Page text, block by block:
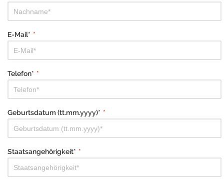
E-Mail* *
Telefon* *
Geburtsdatum (tt.mm.yyyy)* *
Staatsangehörigkeit* *